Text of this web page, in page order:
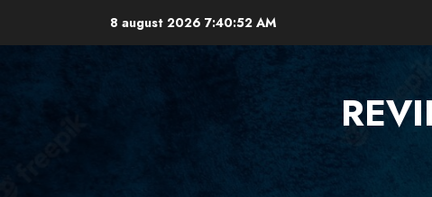
8 august 2026 7:40:53 AM